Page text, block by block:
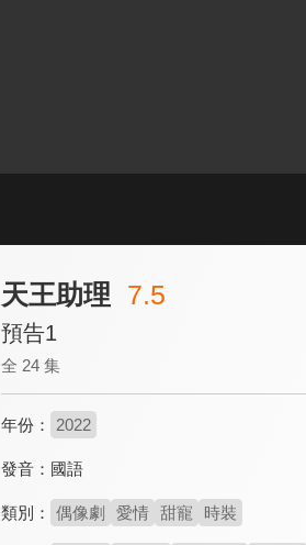
天王助理 7.5
預告1
全 24 集
年份： 2022
發音： 國語
類別： 偶像劇 愛情 甜寵 時裝